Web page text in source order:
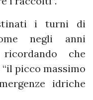
i turni di
negli anni
che
picco massimo
idriche